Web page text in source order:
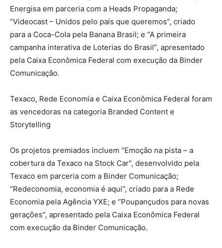
Energisa em parceria com a Heads Propaganda;
“Videocast – Unidos pelo país que queremos”, criado
para a Coca-Cola pela Banana Brasil; e “A primeira
campanha interativa de Loterias do Brasil”, apresentado
pela Caixa Econômica Federal com execução da Binder
Comunicação.
Texaco, Rede Economia e Caixa Econômica Federal foram
as vencedoras na categoria Branded Content e
Storytelling
Os projetos premiados incluem “Emoção na pista – a
cobertura da Texaco na Stock Car”, desenvolvido pela
Texaco em parceria com a Binder Comunicação;
“Redeconomia, economia é aqui”, criado para a Rede
Economia pela Agência YXE; e “Poupançudos para novas
gerações”, apresentado pela Caixa Econômica Federal
com execução da Binder Comunicação.